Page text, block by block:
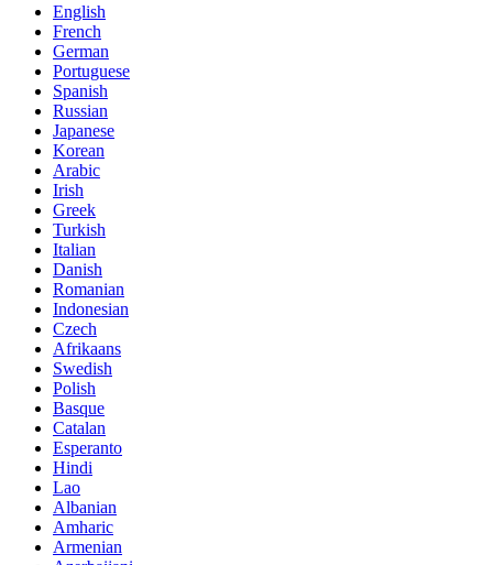
English
French
German
Portuguese
Spanish
Russian
Japanese
Korean
Arabic
Irish
Greek
Turkish
Italian
Danish
Romanian
Indonesian
Czech
Afrikaans
Swedish
Polish
Basque
Catalan
Esperanto
Hindi
Lao
Albanian
Amharic
Armenian